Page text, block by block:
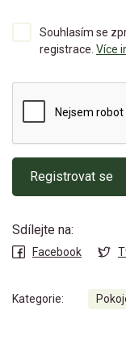
Souhlasím se
registrace. Více
Registrovat se
Sdílejte na:
Facebook
Kategorie: